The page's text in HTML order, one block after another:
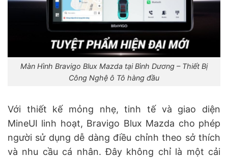
Màn Hình Bravigo Blux Mazda tại Bình Dương – Thiết Bị
Công Nghệ ô Tô hàng đầu
Với thiết kế mỏng nhẹ, tinh tế và giao diện
MineUI linh hoạt, Bravigo Blux Mazda cho phép
người sử dụng dễ dàng điều chỉnh theo sở thích
và nhu cầu cá nhân. Đây không chỉ là một cải